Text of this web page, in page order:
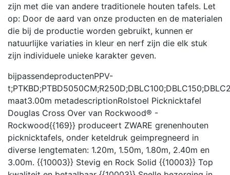
zijn met die van andere traditionele houten tafels. Let
op: Door de aard van onze producten en de materialen
die bij de productie worden gebruikt, kunnen er
natuurlijke variaties in kleur en nerf zijn die elk stuk
zijn individuele unieke karakter geven.
bijpassendeproductenPPV-
maat3.00m metadescriptionRolstoel Picknicktafel
Douglas Cross Over van Rockwood® -
Rockwood{{169}} produceert ZWARE grenenhouten
picknicktafels, onder keteldruk geimpregneerd in
diverse lengtematen: 1.20m, 1.50m, 1.80m, 2.40m en
3.00m. {{10003}} Stevig en Rock Solid {{10003}} Top